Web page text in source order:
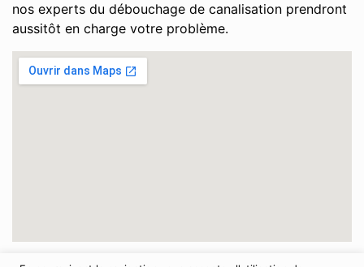
nos experts du débouchage de canalisation prendront
aussitôt en charge votre problème.